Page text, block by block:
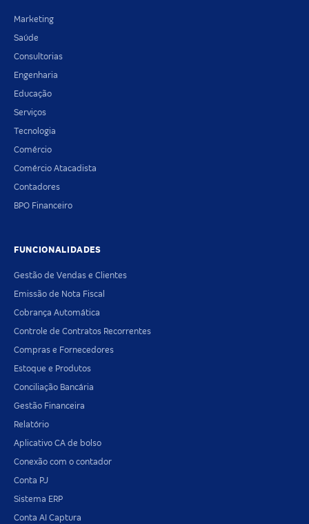
Marketing
Saúde
Consultorias
Engenharia
Educação
Serviços
Tecnologia
Comércio
Comércio Atacadista
Contadores
BPO Financeiro
FUNCIONALIDADES
Gestão de Vendas e Clientes
Emissão de Nota Fiscal
Cobrança Automática
Controle de Contratos Recorrentes
Compras e Fornecedores
Estoque e Produtos
Conciliação Bancária
Gestão Financeira
Relatório
Aplicativo CA de bolso
Conexão com o contador
Conta PJ
Sistema ERP
Conta AI Captura